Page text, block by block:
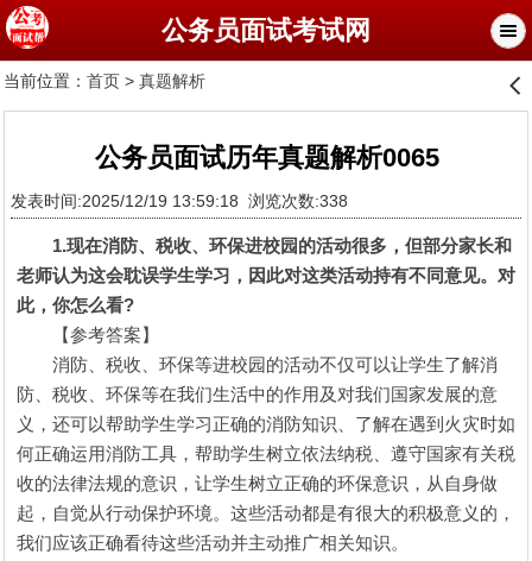
公务员面试考试网
当前位置： 首页> 真题解析 󰊒
公务员面试历年真题解析0065
发表时间:2025/12/19 13:59:18 浏览次数:338
1.现在消防、税收、环保进校园的活动很多，但部分家长和
老师认为这会耽误学生学习，因此对这类活动持有不同意见。对
此，你怎么看?
【参考答案】
消防、税收、环保等进校园的活动不仅可以让学生了解消
防、税收、环保等在我们生活中的作用及对我们国家发展的意
义，还可以帮助学生学习正确的消防知识、了解在遇到火灾时如
何正确运用消防工具，帮助学生树立依法纳税、遵守国家有关税
收的法律法规的意识，让学生树立正确的环保意识，从自身做
起，自觉从行动保护环境。这些活动都是有很大的积极意义的，
我们应该正确看待这些活动并主动推广相关知识。